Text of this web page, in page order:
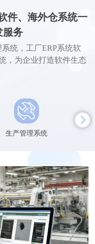
件、海外仓系统一
服务
统，工厂ERP系统软
，为企业打造软件生态
生产管理系统